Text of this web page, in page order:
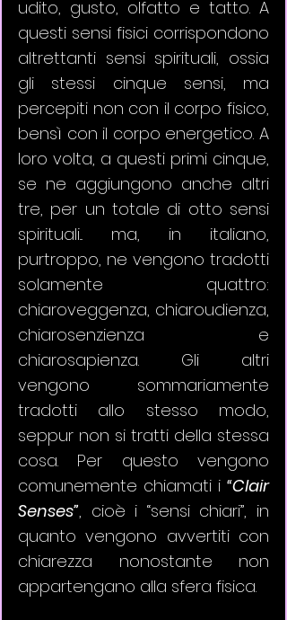
udito, gusto, olfatto e tatto. A
questi sensi fisici corrispondono
altrettanti sensi spirituali, ossia
gli stessi cinque sensi, ma
percepiti non con il corpo fisico,
bensì con il corpo energetico. A
loro volta, a questi primi cinque,
se ne aggiungono anche altri
tre, per un totale di otto sensi
spirituali... ma, in italiano,
purtroppo, ne vengono tradotti
solamente quattro:
chiaroveggenza, chiaroudienza,
chiarosenzienza e
chiarosapienza. Gli altri
vengono sommariamente
tradotti allo stesso modo,
seppur non si tratti della stessa
cosa. Per questo vengono
comunemente chiamati i “Clair
Senses”, cioè i “sensi chiari”, in
quanto vengono avvertiti con
chiarezza nonostante non
appartengano alla sfera fisica.